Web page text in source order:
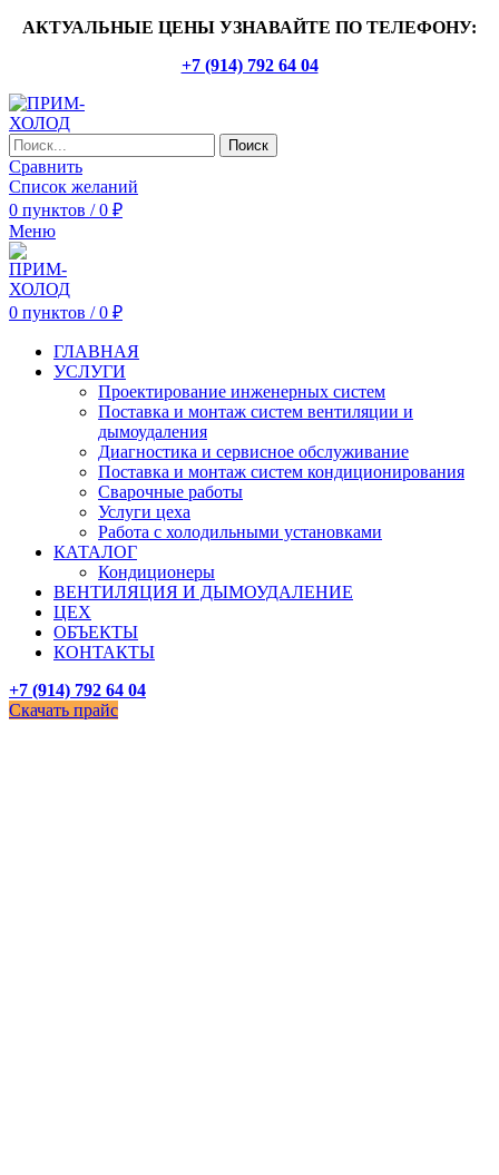
АКТУАЛЬНЫЕ ЦЕНЫ УЗНАВАЙТЕ ПО ТЕЛЕФОНУ:
+7 (914) 792 64 04
Поиск
Сравнить
Список желаний
0 пунктов / 0 ₽
Меню
0 пунктов / 0 ₽
ГЛАВНАЯ
УСЛУГИ
Проектирование инженерных систем
Поставка и монтаж систем вентиляции и
дымоудаления
Диагностика и сервисное обслуживание
Поставка и монтаж систем кондиционирования
Сварочные работы
Услуги цеха
Работа с холодильными установками
КАТАЛОГ
Кондиционеры
ВЕНТИЛЯЦИЯ И ДЫМОУДАЛЕНИЕ
ЦЕХ
ОБЪЕКТЫ
КОНТАКТЫ
+7 (914) 792 64 04
Скачать прайс